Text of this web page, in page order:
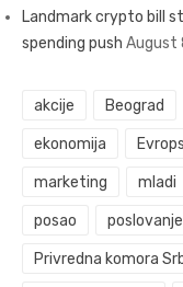
Landmark crypto bill
spending push August
akcije Beograd
ekonomija
marketing mladi
posao poslovanje
Privredna komora